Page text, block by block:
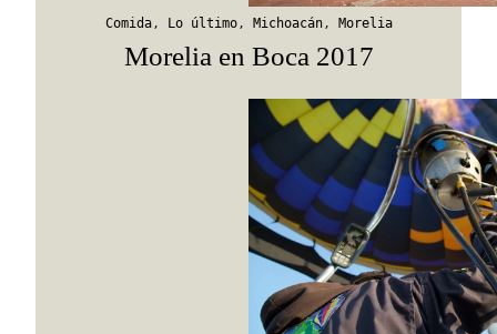
Comida, Lo último, Michoacán, Morelia
Morelia en Boca 2017